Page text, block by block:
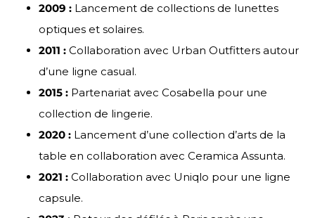
2009 : Lancement de collections de lunettes
optiques et solaires.
2011 : Collaboration avec Urban Outfitters autour
d’une ligne casual.
2015 : Partenariat avec Cosabella pour une
collection de lingerie.
2020 : Lancement d’une collection d’arts de la
table en collaboration avec Ceramica Assunta.
2021 : Collaboration avec Uniqlo pour une ligne
capsule.